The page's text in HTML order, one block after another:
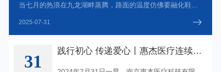
当七月的热浪在九龙湖畔蒸腾，路面的温度仿佛要融化鞋底，每一口呼吸都裹挟着灼热的气流——九龙湖徒步活动，我们却迎着三伏天最烈的日头，扛起了团队的旗帜。
2025-07-31
31
践行初心 传递爱心丨惠杰医疗连续十余年开展无偿献血活动